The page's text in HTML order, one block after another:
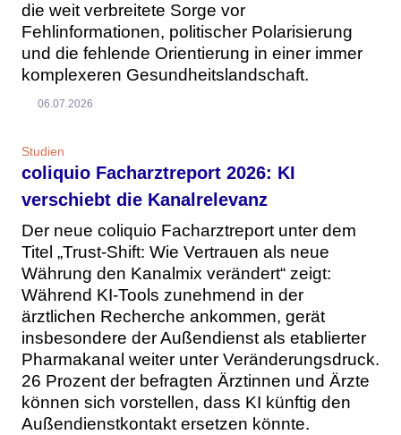
die weit verbreitete Sorge vor
Fehlinformationen, politischer Polarisierung
und die fehlende Orientierung in einer immer
komplexeren Gesundheitslandschaft.
06.07.2026
Studien
coliquio Facharztreport 2026: KI
verschiebt die Kanalrelevanz
Der neue coliquio Facharztreport unter dem
Titel „Trust-Shift: Wie Vertrauen als neue
Währung den Kanalmix verändert“ zeigt:
Während KI-Tools zunehmend in der
ärztlichen Recherche ankommen, gerät
insbesondere der Außendienst als etablierter
Pharmakanal weiter unter Veränderungsdruck.
26 Prozent der befragten Ärztinnen und Ärzte
können sich vorstellen, dass KI künftig den
Außendienstkontakt ersetzen könnte.